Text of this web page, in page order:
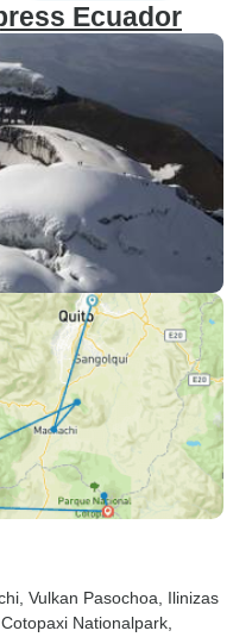
Ecuador
, Vulkan Pasochoa , Ilinizas
, Cotopaxi Nationalpark